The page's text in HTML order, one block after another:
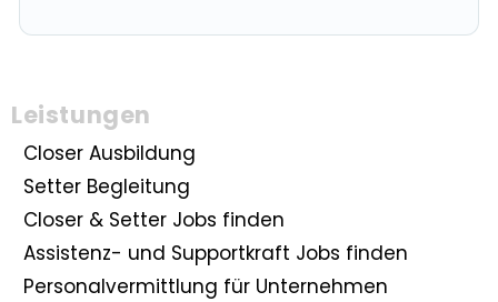
Leistungen
Closer Ausbildung
Setter Begleitung
Closer & Setter Jobs finden
Assistenz- und Supportkraft Jobs finden
Personalvermittlung für Unternehmen